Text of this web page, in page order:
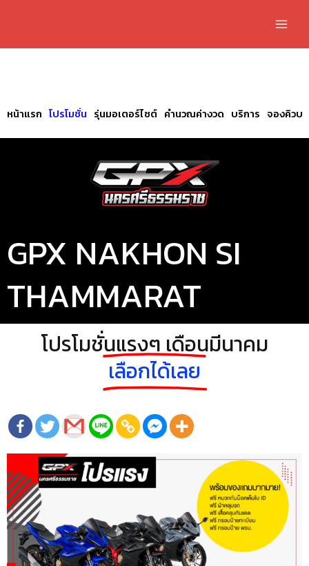
หน้าแรก โปรโมชั่น รุ่นมอเตอร์ไซต์ คำนวณค่างวด บริการ จองคิวบ
GPX NAKHON SI
THAMMARAT
โปรโมชั่นแรงๆ เดือนมีนาคม
เลือกได้เลย